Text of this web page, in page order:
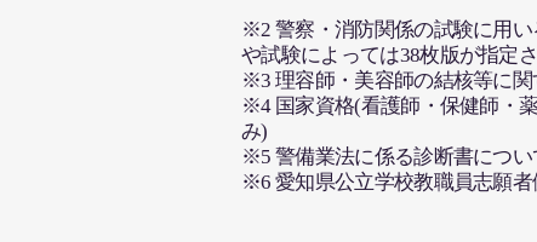
※2 警察・消防関係の試験に用
や試験によっては38枚版が指定
※3 理容師・美容師の結核等に関
※4 国家資格(看護師・保健師・
み)
※5 警備業法に係る診断書につ
​※6 愛知県公立学校教職員志願者